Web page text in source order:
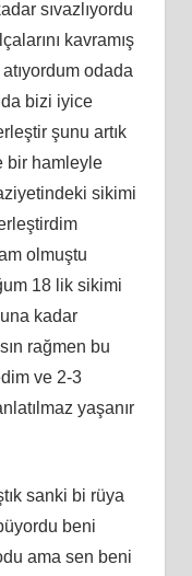
sıvazlıyordu
kavramış
odada
bizi iyice
şunu artık
bir hamleyle
sikimi
olmuştu
18 lik sikimi
kadar
rağmen bu
ve 2-3
yaşanır
sanki bi rüya
beni
ama sen beni